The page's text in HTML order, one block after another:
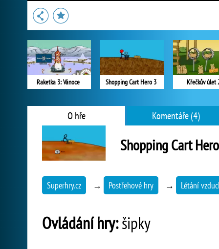
Raketka 3: Vánoce Shopping Cart Hero 3 Křečkův úlet
O hře Komentáře (4)
Shopping Cart
Superhry.cz → Postřehové hry → Létání
Ovládání hry:šipky